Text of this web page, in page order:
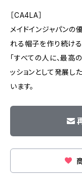
［CA4LA］
メイドインジャパン
れる帽子を作り続ける
「すべての人に、最高
ッションとして発展
います。